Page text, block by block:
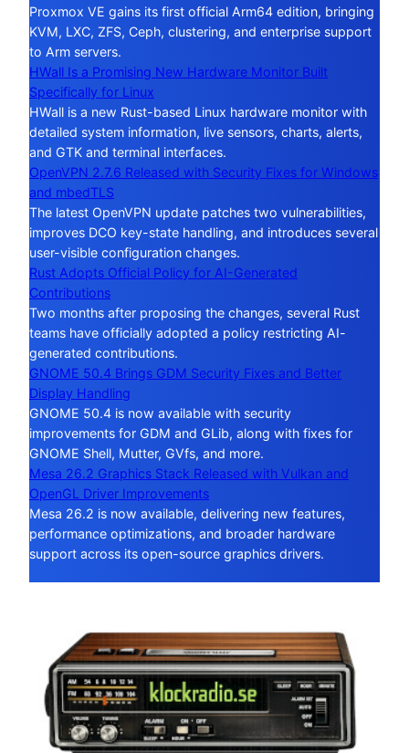
Proxmox VE gains its first official Arm64 edition, bringing
KVM, LXC, ZFS, Ceph, clustering, and enterprise support
to Arm servers.
HWall Is a Promising New Hardware Monitor Built
Specifically for Linux
HWall is a new Rust-based Linux hardware monitor with
detailed system information, live sensors, charts, alerts,
and GTK and terminal interfaces.
OpenVPN 2.7.6 Released with Security Fixes for Windows
and mbedTLS
The latest OpenVPN update patches two vulnerabilities,
improves DCO key-state handling, and introduces several
user-visible configuration changes.
Rust Adopts Official Policy for AI-Generated
Contributions
Two months after proposing the changes, several Rust
teams have officially adopted a policy restricting AI-
generated contributions.
GNOME 50.4 Brings GDM Security Fixes and Better
Display Handling
GNOME 50.4 is now available with security
improvements for GDM and GLib, along with fixes for
GNOME Shell, Mutter, GVfs, and more.
Mesa 26.2 Graphics Stack Released with Vulkan and
OpenGL Driver Improvements
Mesa 26.2 is now available, delivering new features,
performance optimizations, and broader hardware
support across its open-source graphics drivers.